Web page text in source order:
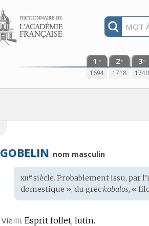
Aller au contenu
1 re
1694
2e
1718
3e
1740
GOBELIN nom masculin
Étymologie
:
xiie siècle. Probablement issu, par
domestique », dugreckobalos, «
Vieilli. Esprit follet, lutin.